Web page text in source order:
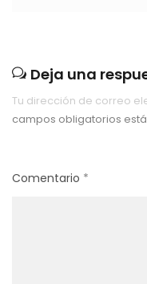
Deja una
Tu dirección de correo
campos obligatorios
Comentario *